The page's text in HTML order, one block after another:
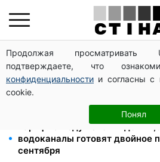
Продолжая просматривать
подтверждаете, что
конфиденциальности и согласны с
cookie.
Понял
Жара без отключений:
но зимой прогнозируют до 16
Отсрочку для многодетных
несмотря на снижение
Тариф на воду взлетит до
водоканалы готовят двойное
сентября